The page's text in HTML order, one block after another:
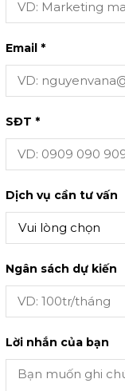
Email *
SĐT *
Dịch vụ cần tư vấn
Vui lòng chọn
Ngân sách dự kiến
Lời nhắn của bạn